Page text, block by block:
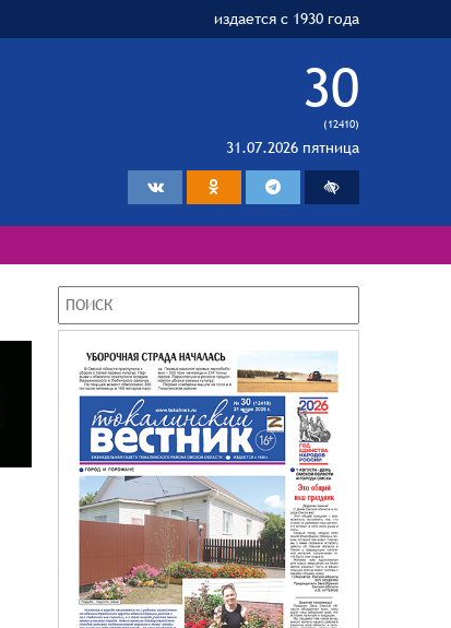
издается с 1930 года
30
(12410)
31.07.2026 пятница